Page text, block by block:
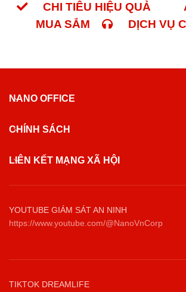
CHI TIÊU HIỆU QUẢ
MUA SẮM
DỊCH VỤ
NANO OFFICE
CHÍNH SÁCH
LIÊN KẾT MẠNG XÃ HỘI
YOUTUBE GIÁM SÁT AN NINH
https://www.youtube.com/@NanoVnCorp
TIKTOK DREAMLIFE